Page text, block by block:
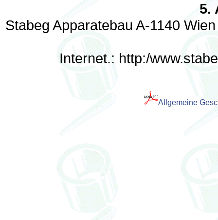
5.
Stabeg Apparatebau A-1140
Internet.: http:/
Allgemeine